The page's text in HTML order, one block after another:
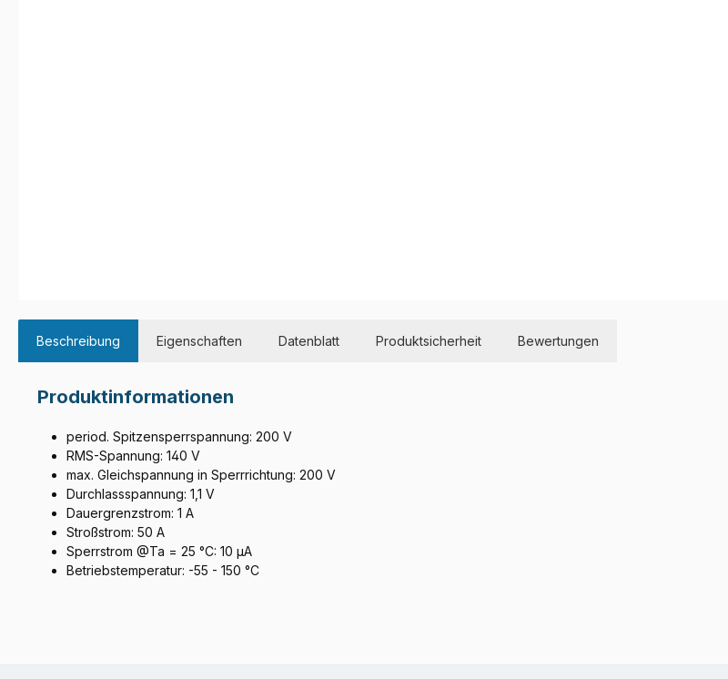
Beschreibung Eigenschaften Datenblatt Produktsicherheit Bewertungen
Produktinformationen
period. Spitzensperrspannung: 200 V
RMS-Spannung: 140 V
max. Gleichspannung in Sperrrichtung: 200 V
Durchlassspannung: 1,1 V
Dauergrenzstrom: 1 A
Stroßstrom: 50 A
Sperrstrom @Ta = 25 °C: 10 µA
Betriebstemperatur: -55 - 150 °C